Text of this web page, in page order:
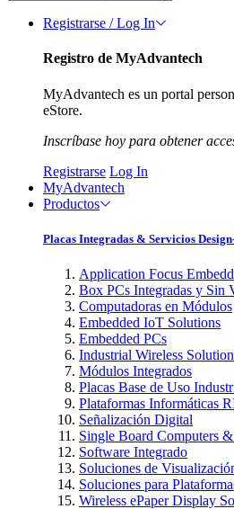
Registrarse / Log In
Registro de MyAdvantech
MyAdvantech es un portal
eStore.
Inscríbase hoy para obtener
Registrarse Log In
MyAdvantech
Productos
Placas Integradas & Servicios
Application Focus
Box PCs Integradas y Sin
Computadoras en Módulos
Embedded IoT Solutions
Embedded PCs
Industrial Wireless
Módulos Integrados
Placas Base de Uso
Plataformas Informáticas
Señalización Digital
Single Board Computers
Software Integrado
Soluciones de
Soluciones para
Wireless ePaper Display